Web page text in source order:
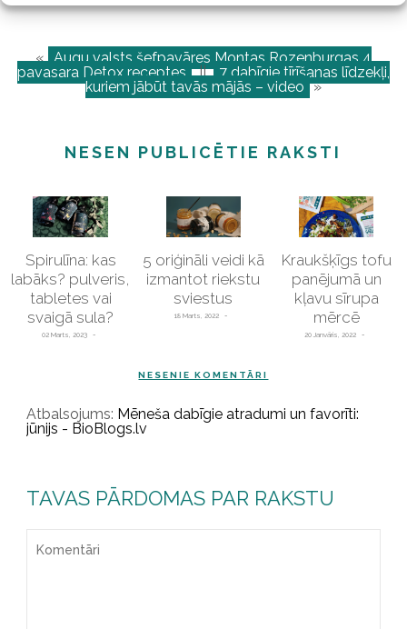
« Augu valsts šefpavāres Montas Rozenburgas 4
pavasara Detox receptes || 7 dabīgie tīrīšanas līdzekļi,
kuriem jābūt tavās mājās – video »
NESEN PUBLICĒTIE RAKSTI
Spirulīna: kas
labāks? pulveris,
tabletes vai
svaigā sula?
02 Marts, 2023
5 oriģināli veidi kā
izmantot riekstu
sviestus
18 Marts, 2022
Kraukšķīgs tofu
panējumā un
kļavu sīrupa
mērcē
20 Janvāris, 2022
NESENIE KOMENTĀRI
Atbalsojums: Mēneša dabīgie atradumi un favorīti:
jūnijs - BioBlogs.lv
TAVAS PĀRDOMAS PAR RAKSTU